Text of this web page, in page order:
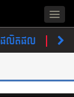
ផលិតផល ចំណ